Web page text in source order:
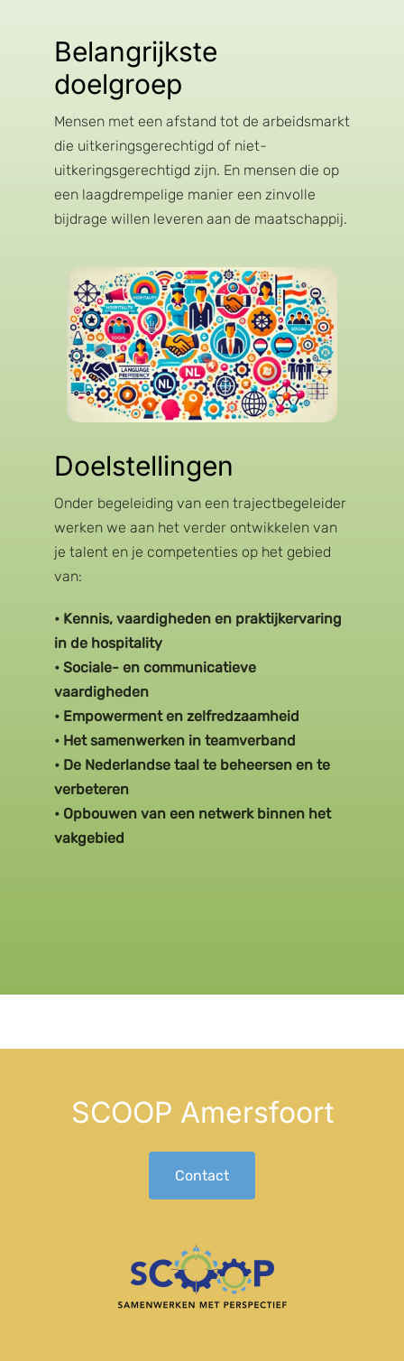
Belangrijkste
doelgroep
Mensen met een afstand tot de arbeidsmarkt
die uitkeringsgerechtigd of niet-
uitkeringsgerechtigd zijn. En mensen die op
een laagdrempelige manier een zinvolle
bijdrage willen leveren aan de maatschappij.
Doelstellingen
Onder begeleiding van een trajectbegeleider
werken we aan het verder ontwikkelen van
je talent en je competenties op het gebied
van:
• Kennis, vaardigheden en praktijkervaring
in de hospitality
• Sociale- en communicatieve
vaardigheden
• Empowerment en zelfredzaamheid
• Het samenwerken in teamverband
• De Nederlandse taal te beheersen en te
verbeteren
• Opbouwen van een netwerk binnen het
vakgebied
SCOOP Amersfoort
Contact